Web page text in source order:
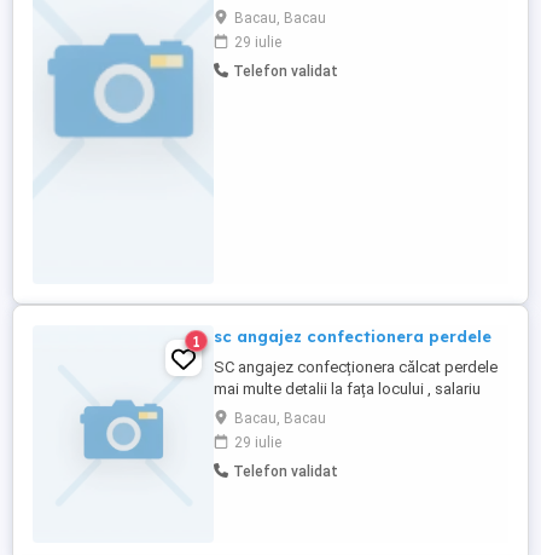
posturi; - Controlori calitate 4 posturi; -
Mecanic masini de cusut 1 post; - Sefi
formatie lucru 4 posturi; - muncitori
necalificati in industria confectiilor 20
Bacau, Bacau
29 iulie
Telefon validat
1 sc angajez confectionera perdele
SC angajez confecționera călcat perdele
mai multe detalii la fața locului , salariu
atractiv , program de lucru 8 ore .
Bacau, Bacau
29 iulie
Telefon validat